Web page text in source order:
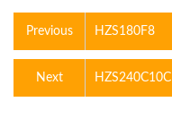
Previous HZS180F8
HZS240C10C
Next